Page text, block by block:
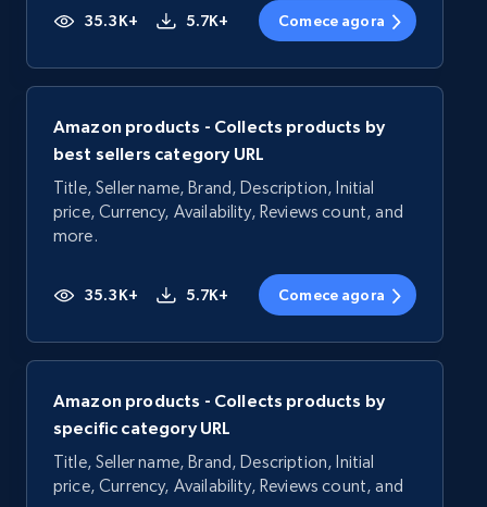
35.3K+ 5.7K+ Comece agora
Amazon products - Collects products by
best sellers category URL
Title, Seller name, Brand, Description, Initial
price, Currency, Availability, Reviews count, and
more.
35.3K+ 5.7K+ Comece agora
Amazon products - Collects products by
specific category URL
Title, Seller name, Brand, Description, Initial
price, Currency, Availability, Reviews count, and